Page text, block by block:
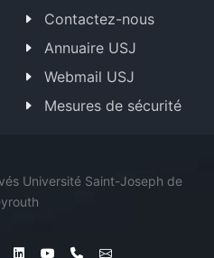
Contactez-nous
Annuaire USJ
Webmail USJ
Mesures de sécurité
Université Saint-Joseph de